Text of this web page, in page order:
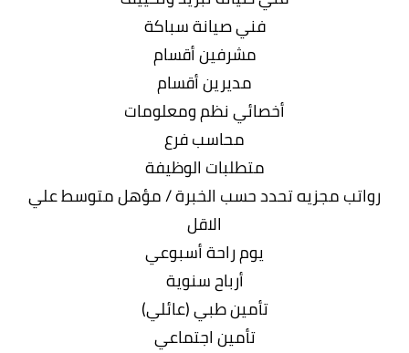
فني صيانة سباكة
مشرفين أقسام
مديرين أقسام
أخصائي نظم ومعلومات
محاسب فرع
متطلبات الوظيفة
رواتب مجزيه تحدد حسب الخبرة / مؤهل متوسط علي
الاقل
يوم راحة أسبوعي
أرباح سنوية
تأمين طبي (عائلي)
تأمين اجتماعي